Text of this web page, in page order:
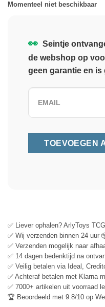
Momenteel niet beschikbaar
👀 Seintje
de webshop op
geen garantie en is
✅ Liever ophalen? ArlyToys
✅ Wij verzenden binnen 24 uur
✅ Verzenden mogelijk naar
✅ 14 dagen bedenktijd na
✅ Veilig betalen via Ideal,
✅ Achteraf betalen met Klarna
✅ 7000+ artikelen uit voorraad
🏆 Beoordeeld met 9.8/10 op